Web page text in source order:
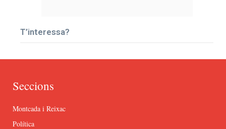
T’interessa?
Seccions
Montcada i Reixac
Política